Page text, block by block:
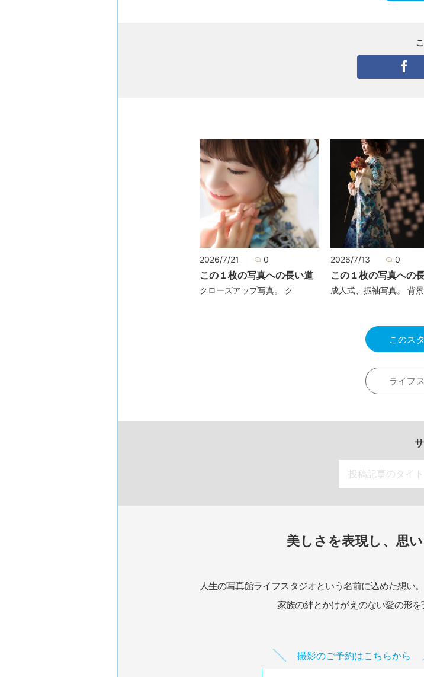
2026/7/21 0
この１枚の写真への長い道
クローズアップ写真。 ク
2026/7/13 0
この１枚の写真への
成人式、振袖写真。 背景
このス
ライフ
美しさを表現し、思
人生の写真館ライフスタジオという名前に込めた想い。
家族の絆とかけがえのない愛の形を
撮影のご予約はこちらから